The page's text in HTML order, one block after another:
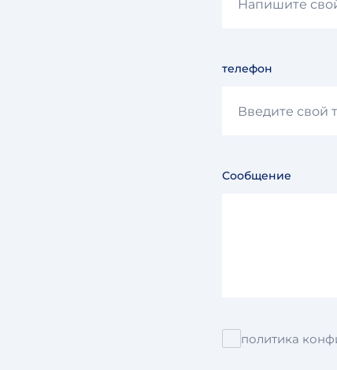
телефон
Сообщение
политика